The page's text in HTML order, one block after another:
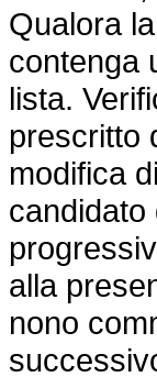
Qualora
contenga
lista.
prescritto
modifica
alla
nono